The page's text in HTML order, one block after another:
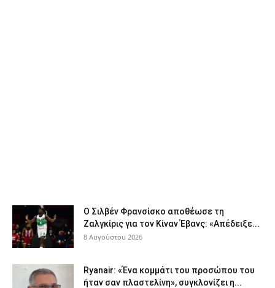
Ο Σιλβέν Φρανσίσκο αποθέωσε τη
Ζαλγκίρις για τον Κίναν Έβανς: «Απέδειξε...
8 Αυγούστου 2026
Ryanair: «Ένα κομμάτι του προσώπου του
ήταν σαν πλαστελίνη», συγκλονίζει η...